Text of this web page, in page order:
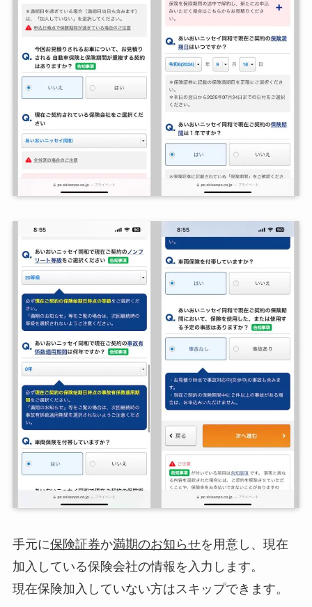
手元に保険証券か満期のお知らせを用意し、現在
加入している保険会社の情報を入力します。
現在保険加入していない方はスキップできます。